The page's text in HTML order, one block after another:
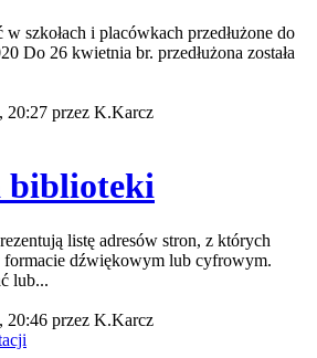
w szkołach i placówkach przedłużone do
Do 26 kwietnia br. przedłużona została
20:27 przez K.Karcz
biblioteki
listę adresów stron, z których
formacie dźwiękowym lub cyfrowym.
lub...
20:46 przez K.Karcz